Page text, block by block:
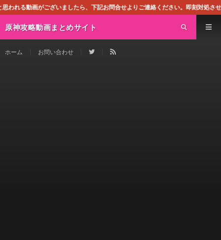
ましたら、下記お問合せよりご連絡ください。即刻対処させて頂きます。な
原神攻略動画まとめサイト
ホーム お問い合わせ